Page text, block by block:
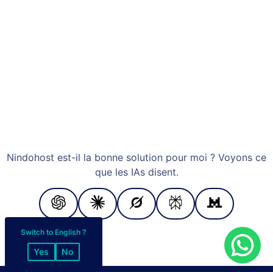
Switch to English ?
Yes No
Nindohost est-il la bonne solution pour moi ? Voyons ce
que les IAs disent.